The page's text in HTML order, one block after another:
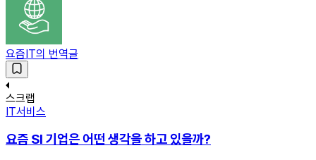
요즘IT의 번역글
스크랩
IT서비스
요즘 SI 기업은 어떤 생각을 하고 있을까?